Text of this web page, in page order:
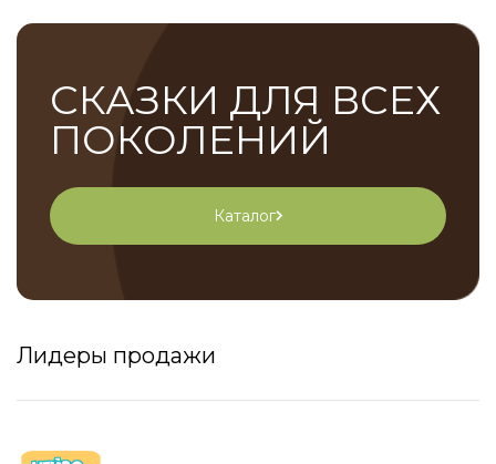
СКАЗКИ ДЛЯ ВСЕХ
ПОКОЛЕНИЙ
Каталог
Лидеры продажи